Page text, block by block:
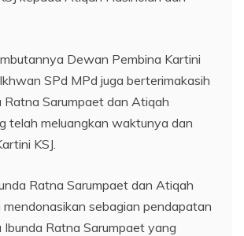
Dewan Pembina Kartini
SPd MPd juga berterimakasih
Ratna Sarumpaet dan Atiqah
telah meluangkan waktunya dan
KSJ.
Ratna Sarumpaet dan Atiqah
mendonasikan sebagian pendapatan
Ibunda Ratna Sarumpaet yang